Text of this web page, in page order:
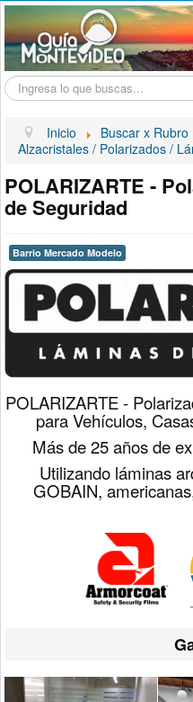
Buscar...
Inicio Buscar x Rubro
Alzacristales / Polarizados /
POLARIZARTE -
de Seguridad
Barrio Mercado Modelo
POLARIZARTE -
para Vehículos,
Más de 25 años de
Utilizando láminas
GOBAIN,